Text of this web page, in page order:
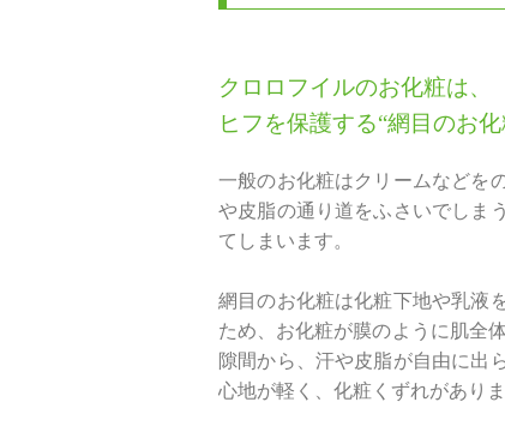
クロロフイルのお化粧は、
ヒフを保護する“網目のお化
一般のお化粧はクリームなどを
や皮脂の通り道をふさいでしま
てしまいます。
網目のお化粧は化粧下地や乳液
ため、お化粧が膜のように肌全
隙間から、汗や皮脂が自由に出
心地が軽く、化粧くずれがありま